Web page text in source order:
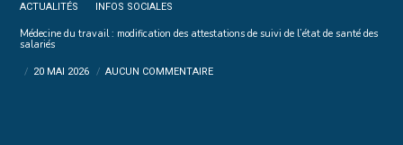
ACTUALITÉS INFOS SOCIALES
Médecine du travail : modification des attestations de suivi de l’état de santé des
salariés
20 MAI 2026 AUCUN COMMENTAIRE